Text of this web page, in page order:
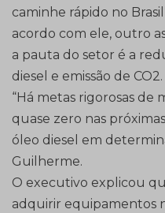
caminhe rápido no
acordo com ele, outro
a pauta do setor é a
diesel e emissão de CO2.
“Há metas rigorosas de
quase zero nas
óleo diesel em
Guilherme.
O executivo explicou
adquirir equipamentos